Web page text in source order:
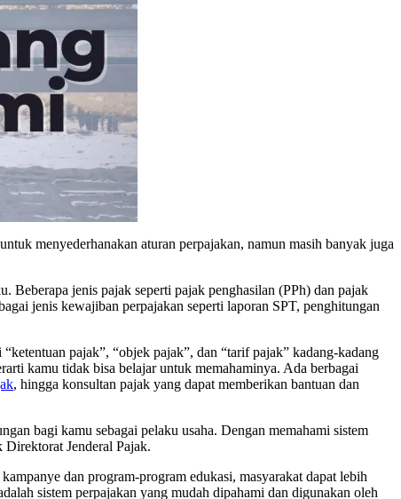
menyederhanakan aturan perpajakan, namun masih banyak juga
Beberapa jenis pajak seperti pajak penghasilan (PPh) dan pajak
jenis kewajiban perpajakan seperti laporan SPT, penghitungan
pajak”, “objek pajak”, dan “tarif pajak” kadang-kadang
kamu tidak bisa belajar untuk memahaminya. Ada berbagai
, hingga konsultan pajak yang dapat memberikan bantuan dan
bagi kamu sebagai pelaku usaha. Dengan memahami sistem
Jenderal Pajak.
dan program-program edukasi, masyarakat dapat lebih
sistem perpajakan yang mudah dipahami dan digunakan oleh